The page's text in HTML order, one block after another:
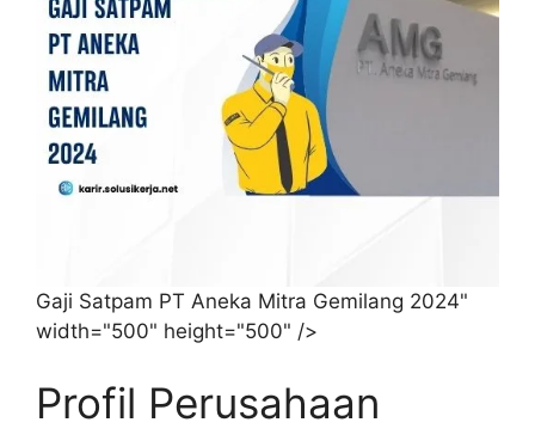
Gaji Satpam PT Aneka Mitra Gemilang 2024"
width="500" height="500" />
Profil Perusahaan